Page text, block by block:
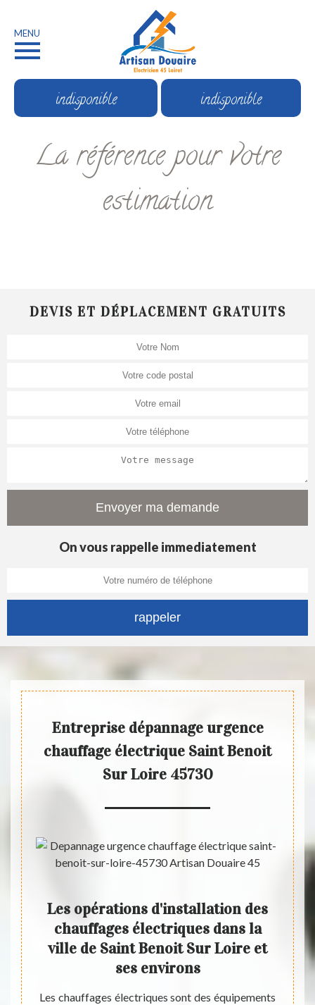
MENU
indisponible indisponible
La référence pour votre
estimation
DEVIS ET DÉPLACEMENT GRATUITS
On vous rappelle immediatement
Entreprise dépannage urgence
chauffage électrique Saint Benoit
Sur Loire 45730
et
Les opérations d'installation des
chauffages électriques dans la
ville de Saint Benoit Sur Loire et
ses environs
Les chauffages électriques sont des équipements